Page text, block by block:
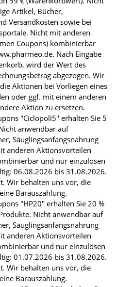
Artikel, Bücher,
Versandkosten sowie bei
Nicht mit anderen
Coupons) kombinierbar
Nach Eingabe
wird der Wert des
abgezogen. Wir
Aktionen bei Vorliegen eines
oder ggf. mit einem anderen
Aktion zu ersetzen.
"Ciclopoli5" erhalten Sie 5
anwendbar auf
Säuglingsanfangsnahrung
anderen Aktionsvorteilen
und nur einzulösen
06.08.2026 bis 31.08.2026.
Wir behalten uns vor, die
Barauszahlung.
"HP20" erhalten Sie 20 %
Nicht anwendbar auf
Säuglingsanfangsnahrung
anderen Aktionsvorteilen
und nur einzulösen
01.07.2026 bis 31.08.2026.
Wir behalten uns vor, die
Barauszahlung.